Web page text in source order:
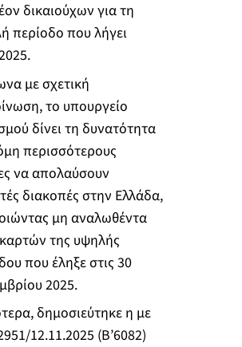
δικαιούχων για τη
περίοδο που λήγει
με σχετική
το υπουργείο
δίνει τη δυνατότητα
περισσότερους
να απολαύσουν
διακοπές στην Ελλάδα,
μη αναλωθέντα
της υψηλής
που έληξε στις 30
2025.
δημοσιεύτηκε η με
12.11.2025 (Β’6082)